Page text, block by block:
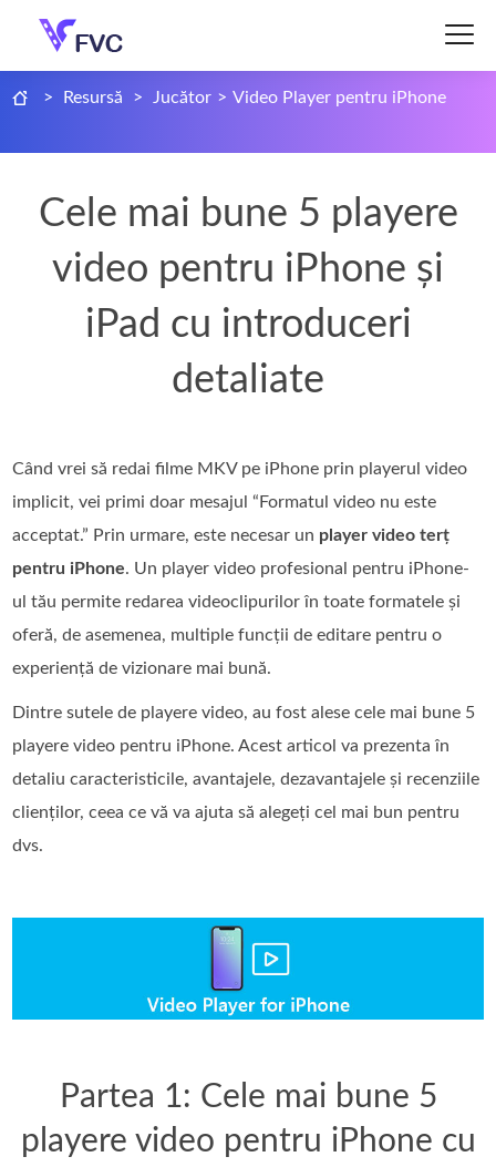
> Resursă > Jucător > Video Player pentru iPhone
Cele mai bune 5 playere
video pentru iPhone și
iPad cu introduceri
detaliate
Când vrei să redai filme MKV pe iPhone prin playerul video
implicit, vei primi doar mesajul “Formatul video nu este
acceptat.” Prin urmare, este necesar un player video terț
pentru iPhone. Un player video profesional pentru iPhone-
ul tău permite redarea videoclipurilor în toate formatele și
oferă, de asemenea, multiple funcții de editare pentru o
experiență de vizionare mai bună.
Dintre sutele de playere video, au fost alese cele mai bune 5
playere video pentru iPhone. Acest articol va prezenta în
detaliu caracteristicile, avantajele, dezavantajele și recenziile
clienților, ceea ce vă va ajuta să alegeți cel mai bun pentru
dvs.
Partea 1: Cele mai bune 5
playere video pentru iPhone cu